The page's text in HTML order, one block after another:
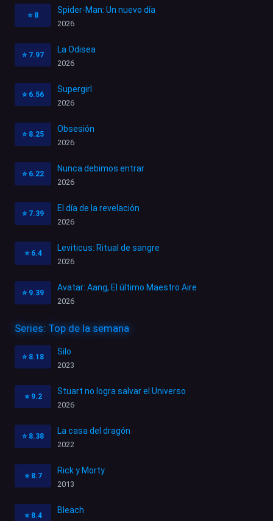
⭐ 8
Spider-Man: Un nuevo día
2026
⭐ 7.97
La Odisea
2026
⭐ 6.56
Supergirl
2026
⭐ 8.25
Obsesión
2026
⭐ 6.22
Nunca debimos entrar
2026
⭐ 7.39
El día de la revelación
2026
⭐ 6.4
Leviticus: Ritual de sangre
2026
⭐ 9.39
Avatar: Aang, El último Maestro Aire
2026
Series: Top de la semana
⭐ 8.18
Silo
2023
⭐ 9.2
Stuart no logra salvar el Universo
2026
⭐ 8.38
La casa del dragón
2022
⭐ 8.7
Rick y Morty
2013
⭐ 8.4
Bleach